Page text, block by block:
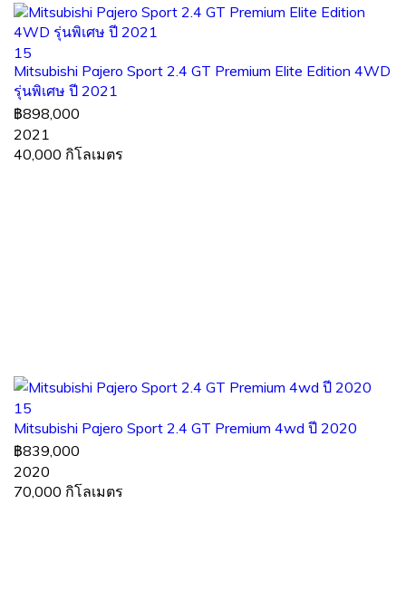
15
Mitsubishi Pajero Sport 2.4 GT Premium Elite Edition 4WD
รุ่นพิเศษ ปี 2021
฿898,000
2021
40,000 กิโลเมตร
15
Mitsubishi Pajero Sport 2.4 GT Premium 4wd ปี 2020
฿839,000
2020
70,000 กิโลเมตร